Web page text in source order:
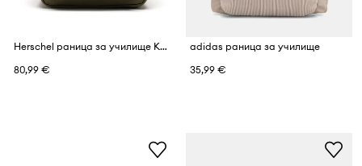
Herschel раница за училище Kaine
80,99 €
adidas раница за училище
35,99 €